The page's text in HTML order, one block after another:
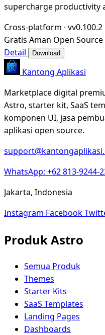
supercharge productivity
Cross-platform · vv0.100.2
Gratis Aman Open Source
Detail
Download
Kantong Aplikasi
Marketplace digital
Astro, starter kit, SaaS
komponen UI, jasa
aplikasi open source.
WhatsApp: +62 813-9244-
Jakarta, Indonesia
Instagram Facebook
Produk Astro
Semua Produk
Themes
Starter Kits
SaaS Templates
Landing Pages
Dashboards